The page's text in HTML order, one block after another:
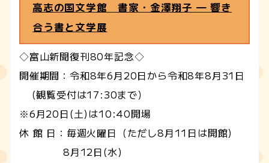
高志の国文学館 書家・金澤翔子 ― 響き
合う書と文学展
◇富山新聞復刊80年記念◇
開催期間：令和8年6月20日から令和8年8月31日
（観覧受付は17:30まで）
※6月20日(土)は10:40開場
休 館 日：毎週火曜日（ただし8月11日は開館)
8月12日(水)